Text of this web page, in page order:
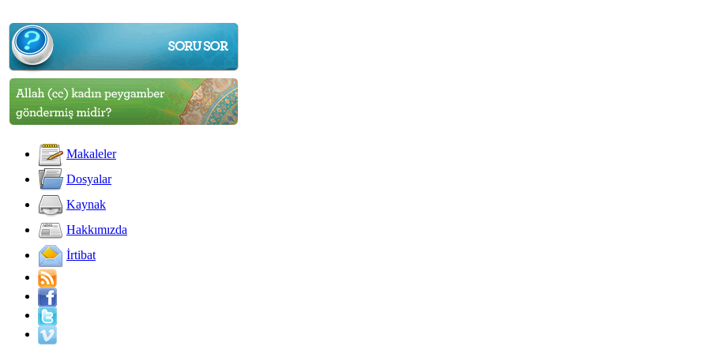
Makaleler
Dosyalar
Kaynak
Hakkımızda
İrtibat